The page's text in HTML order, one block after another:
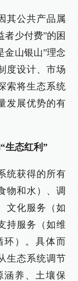
其公共产品属
者少付费”的困
金山银山”理念
度设计、市场
索将生态系统
发展优势的有
生态红利”
统获得的所有
物和水）、调
文化服务（如
持服务（如维
环）。具体而
生态系统调节
涵养、土壤保